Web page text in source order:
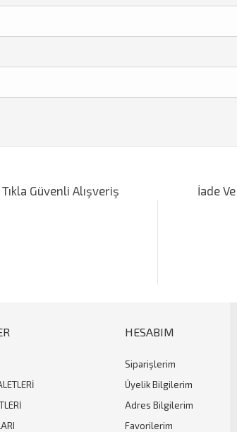
Gönder
Tıkla Güvenli Alışveriş İade
HESABIM
Siparişlerim
Üyelik Bilgilerim
Adres Bilgilerim
Favorilerim